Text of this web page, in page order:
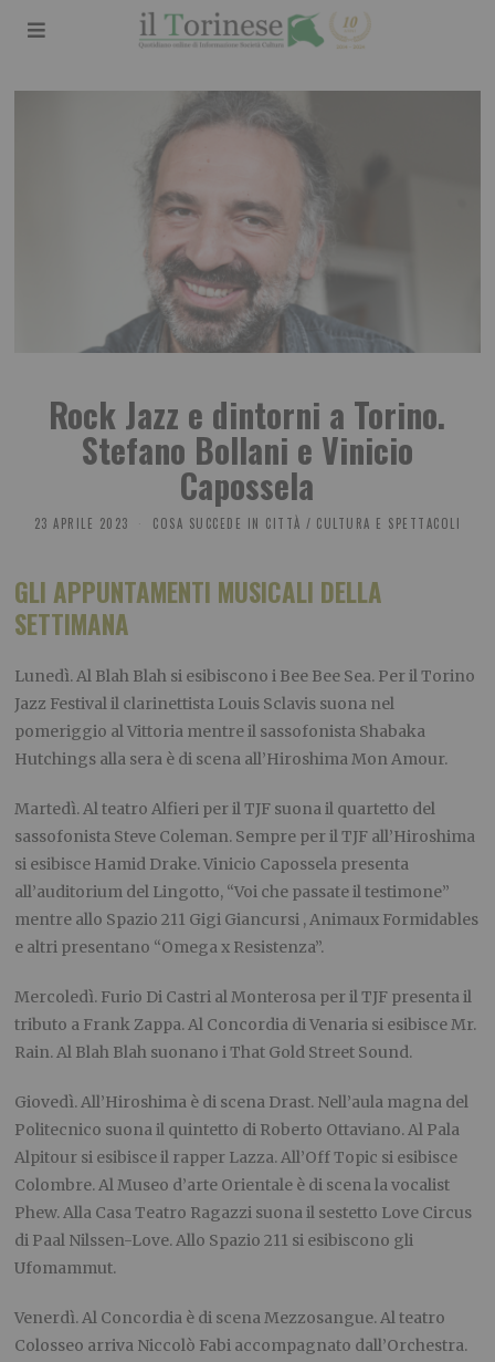
Rock Jazz e dintorni a Torino.
Stefano Bollani e Vinicio
Capossela
23 APRILE 2023 COSA SUCCEDE IN CITTÀ / CULTURA E SPETTACOLI
GLI APPUNTAMENTI MUSICALI DELLA
SETTIMANA
Lunedì.Al Blah Blah si esibiscono i Bee Bee Sea. Per il Torino
Jazz Festival il clarinettista Louis Sclavis suona nel
pomeriggio al Vittoria mentre il sassofonista Shabaka
Hutchings alla sera è di scena all’Hiroshima Mon Amour.
Martedì.Al teatro Alfieri per il TJF suona il quartetto del
sassofonista Steve Coleman. Sempre per il TJF all’Hiroshima
si esibisce Hamid Drake. Vinicio Capossela presenta
all’auditorium del Lingotto, “Voi che passate il testimone”
mentre allo Spazio 211 Gigi Giancursi , Animaux Formidables
e altri presentano “Omega x Resistenza”.
Mercoledì. Furio Di Castri al Monterosa per il TJF presenta il
tributo a Frank Zappa. Al Concordia di Venaria si esibisce Mr.
Rain. Al Blah Blah suonano i That Gold Street Sound.
Giovedì.All’Hiroshima è di scena Drast. Nell’aula magna del
Politecnico suona il quintetto di Roberto Ottaviano. Al Pala
Alpitour si esibisce il rapper Lazza. All’Off Topic si esibisce
Colombre. Al Museo d’arte Orientale è di scena la vocalist
Phew. Alla Casa Teatro Ragazzi suona il sestetto Love Circus
di Paal Nilssen-Love. Allo Spazio 211 si esibiscono gli
Ufomammut.
Venerdì.Al Concordia è di scena Mezzosangue. Al teatro
Colosseo arriva Niccolò Fabi accompagnato dall’Orchestra.